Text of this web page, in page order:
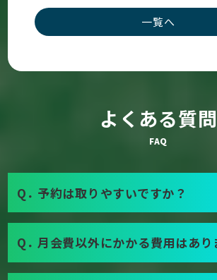
一覧へ
よくある質問
FAQ
Q．予約は取りやすいですか？
Q．月会費以外にかかる費用はあり